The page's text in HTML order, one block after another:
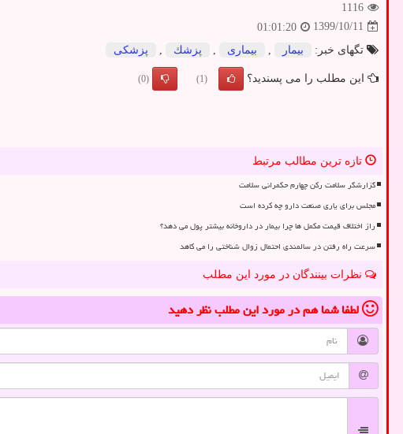
1116
1399/10/11
01:01:20
تگهای خبر:
بیمار بیماری پزشك پزشكی
این مطلب را می پسندید؟ (1)
(0)
تازه ترین مطالب مرتبط
گزارشگر سلامت رکن چهارم حکمرانی سلامت
مجلس برای یاری صنعت دارو چه کرده است
راز اختلاف قیمت مکمل ها چرا بیمار در داروخانه بیشتر پول می دهد؟
سرعت راه رفتن در سالمندی احتمال زوال شناختی را می کاهد
نظرات بینندگان در مورد این مطلب
لطفا شما همدر مورد این مطلبنظر دهید